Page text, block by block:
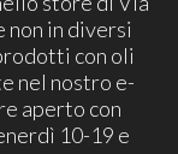
non in diversi
con oli
nel nostro e-
aperto con
10-19 e